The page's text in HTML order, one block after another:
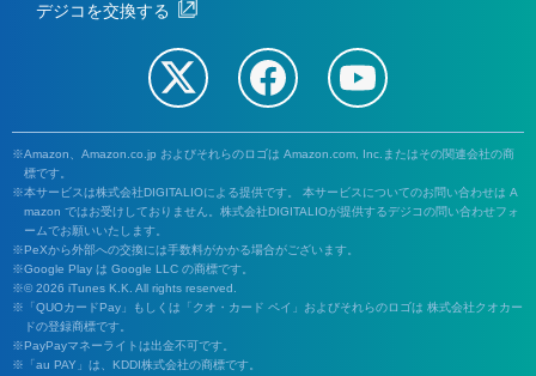
デジコを交換する
Amazon、Amazon.co.jp およびそれらのロゴは Amazon.com, Inc.またはその関連会社の商
標です。
本サービスは株式会社DIGITALIOによる提供です。 本サービスについてのお問い合わせは A
mazon ではお受けしておりません。株式会社DIGITALIOが提供するデジコの問い合わせフォ
ームでお願いいたします。
PeXから外部への交換には手数料がかかる場合がございます。
Google Play は Google LLC の商標です。
© 2026 iTunes K.K. All rights reserved.
「QUOカードPay」もしくは「クオ・カード ペイ」およびそれらのロゴは 株式会社クオカー
ドの登録商標です。
PayPayマネーライトは出金不可です。
「au PAY」は、KDDI株式会社の商標です。